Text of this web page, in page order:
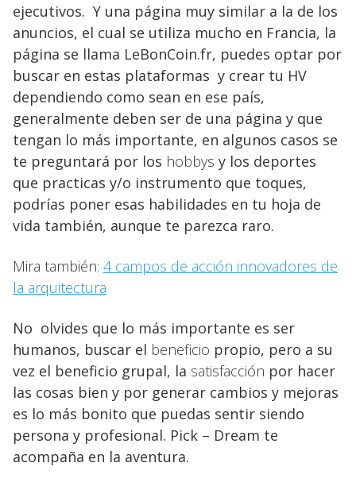
ejecutivos. Y una página muy similar a la de los
anuncios, el cual se utiliza mucho en Francia, la
página se llama LeBonCoin.fr, puedes optar por
buscar en estas plataformas y crear tu HV
dependiendo como sean en ese país,
generalmente deben ser de una página y que
tengan lo más importante, en algunos casos se
te preguntará por los hobbys y los deportes
que practicas y/o instrumento que toques,
podrías poner esas habilidades en tu hoja de
vida también, aunque te parezca raro.
Mira también: 4 campos de acción innovadores de
la arquitectura
No olvides que lo más importante es ser
humanos, buscar el beneficio propio, pero a su
vez el beneficio grupal, la satisfacción por hacer
las cosas bien y por generar cambios y mejoras
es lo más bonito que puedas sentir siendo
persona y profesional. Pick – Dream te
acompaña en la aventura.